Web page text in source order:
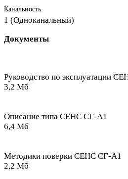
Канальность
1 (Одноканальный)
Документы
Руководство по эксплуатации
3,2 Мб
Описание типа СЕНС СГ-А1
6,4 Мб
Методики поверки СЕНС СГ-А1
2,2 Мб